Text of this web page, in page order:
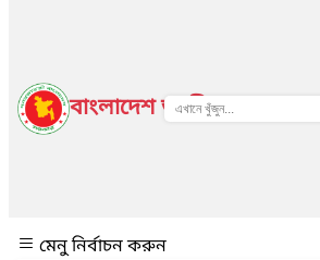
বাংলাদেশ জাতীয় তথ্য বাতায়ন
মেনু নির্বাচন করুন